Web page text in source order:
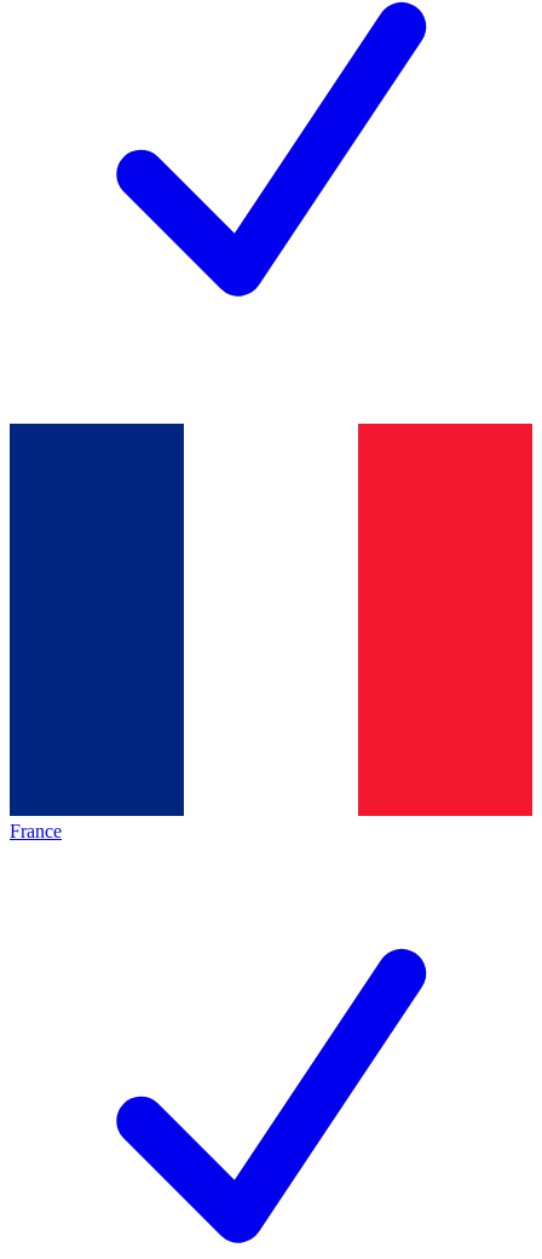
France